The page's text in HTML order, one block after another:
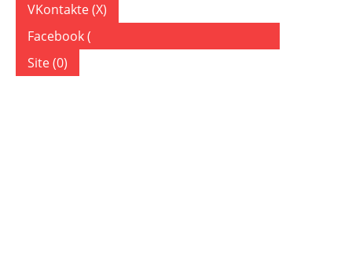
VKontakte (X)
Facebook (
Site (0)